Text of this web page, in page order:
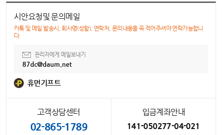
시안요청및 문의메일
카톡 및 메일 발송시, 회사명(성함), 연락처, 문의내용을 꼭 적어주셔야 연락가능합니
다.
관리자에게 메일보내기
87dc@daum.net
휴먼기프트
고객상담센터
02-865-1789
입금계좌안내
141-050277-04-021